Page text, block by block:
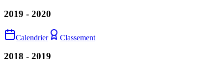
2019 - 2020
Calendrier Classement
2018 - 2019